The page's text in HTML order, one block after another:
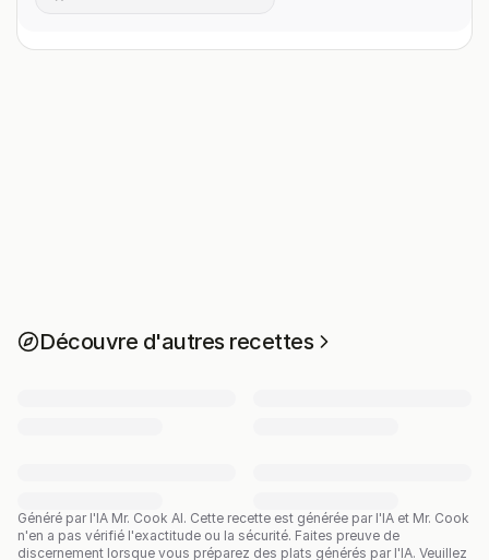
Découvre d'autres recettes
Généré par l'IA Mr. Cook AI. Cette recette est générée par l'IA et Mr. Cook
n'en a pas vérifié l'exactitude ou la sécurité. Faites preuve de
discernement lorsque vous préparez des plats générés par l'IA. Veuillez